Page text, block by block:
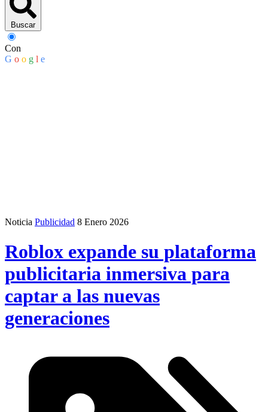
Buscar
Con
G o o g l e
Noticia Publicidad 8 Enero 2026
Roblox expande su plataforma
publicitaria inmersiva para
captar a las nuevas
generaciones